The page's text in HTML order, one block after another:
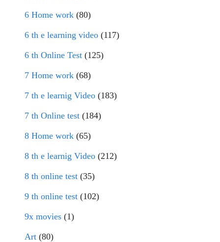
6 Home work (80)
6 th e learning video (117)
6 th Online Test (125)
7 Home work (68)
7 th e learnig Video (183)
7 th Online test (184)
8 Home work (65)
8 th e learnig Video (212)
8 th online test (35)
9 th online test (102)
9x movies (1)
Art (80)